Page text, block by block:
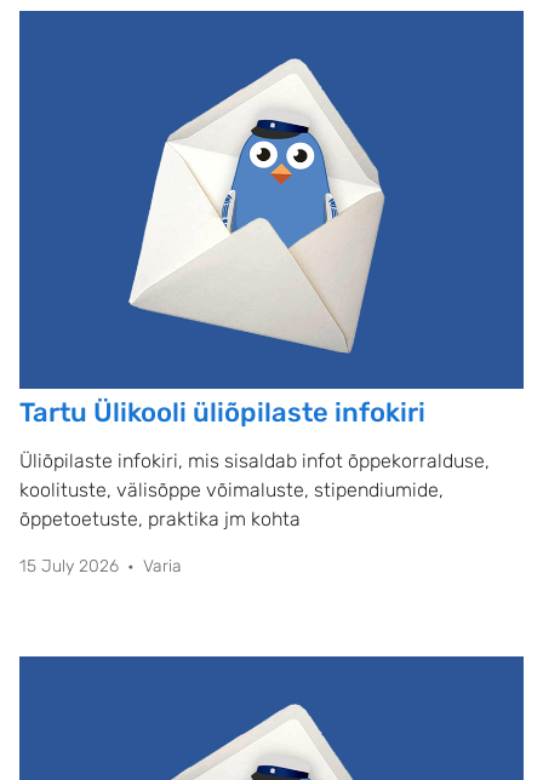
Tartu Ülikooli üliõpilaste infokiri
Üliõpilaste infokiri, mis sisaldab infot õppekorralduse,
koolituste, välisõppe võimaluste, stipendiumide,
õppetoetuste, praktika jm kohta
15 July 2026 Varia